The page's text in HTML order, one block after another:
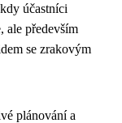
účastníci
ale především
se zrakovým
plánování a